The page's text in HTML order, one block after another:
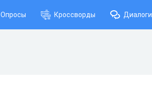
Опросы Кроссворды Диалоги